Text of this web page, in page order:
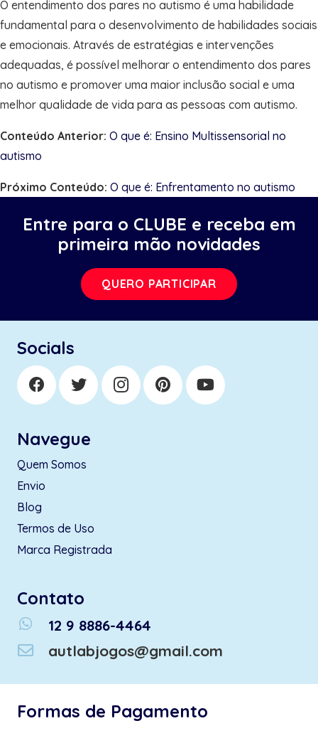
O entendimento dos pares no autismo é uma habilidade
fundamental para o desenvolvimento de habilidades sociais
e emocionais. Através de estratégias e intervenções
adequadas, é possível melhorar o entendimento dos pares
no autismo e promover uma maior inclusão social e uma
melhor qualidade de vida para as pessoas com autismo.
Conteúdo Anterior: O que é: Ensino Multissensorial no
autismo
Próximo Conteúdo: O que é: Enfrentamento no autismo
Entre para o CLUBE e receba em
primeira mão novidades
QUERO PARTICIPAR
Socials
Navegue
Quem Somos
Envio
Blog
Termos de Uso
Marca Registrada
Contato
whatsapp
12 9 8886-4464
autlabjogos@gmail.com
Formas de Pagamento